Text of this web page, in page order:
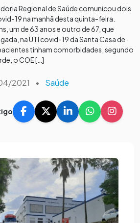
Regional de Saúde comunicou dois
19 na manhã desta quinta-feira.
um de 63 anos e outro de 67, que
na UTI covid-19 da Santa Casa de
tinham comorbidades, segundo
o COE […]
2021 • Saúde